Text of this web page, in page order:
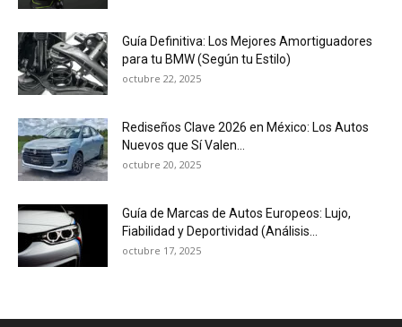
Guía Definitiva: Los Mejores Amortiguadores
para tu BMW (Según tu Estilo)
octubre 22, 2025
Rediseños Clave 2026 en México: Los Autos
Nuevos que Sí Valen...
octubre 20, 2025
Guía de Marcas de Autos Europeos: Lujo,
Fiabilidad y Deportividad (Análisis...
octubre 17, 2025